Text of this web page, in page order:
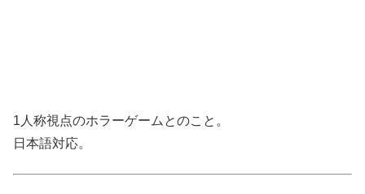
1人称視点のホラーゲームとのこと。
日本語対応。